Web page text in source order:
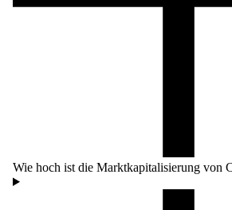
Wie hoch ist die Marktkapitalisierung von